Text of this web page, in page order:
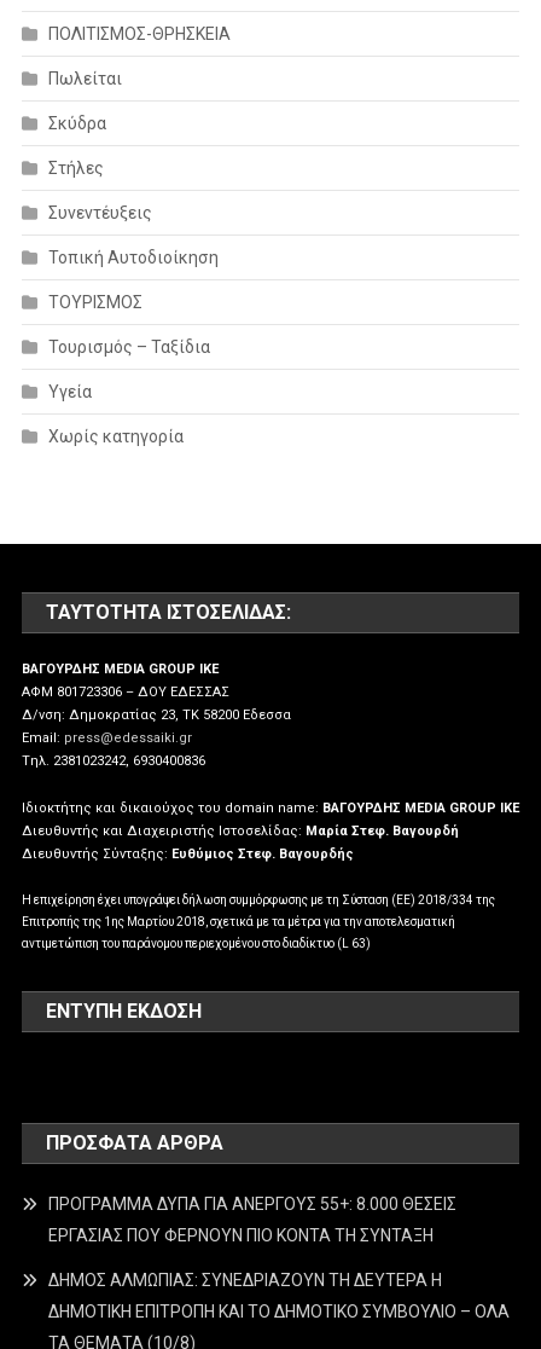
ΠΟΛΙΤΙΣΜΟΣ-ΘΡΗΣΚΕΙΑ
Πωλείται
Σκύδρα
Στήλες
Συνεντέυξεις
Τοπική Αυτοδιοίκηση
ΤΟΥΡΙΣΜΟΣ
Τουρισμός – Ταξίδια
Υγεία
Χωρίς κατηγορία
ΤΑΥΤΌΤΗΤΑ ΙΣΤΟΣΕΛΊΔΑΣ:
ΒΑΓΟΥΡΔΗΣ MEDIA GROUP IKE
ΑΦΜ 801723306 – ΔΟΥ ΕΔΕΣΣΑΣ
Δ/νση: Δημοκρατίας 23, ΤΚ 58200 Εδεσσα
Email: press@edessaiki.gr
Tηλ. 2381023242, 6930400836
Ιδιοκτήτης και δικαιούχος του domain name: ΒΑΓΟΥΡΔΗΣ MEDIA GROUP IKE
Διευθυντής και Διαχειριστής Ιστοσελίδας: Μαρία Στεφ. Βαγουρδή
Διευθυντής Σύνταξης: Ευθύμιος Στεφ. Βαγουρδής
Η επιχείρηση έχει υπογράψει δήλωση συμμόρφωσης με τη Σύσταση (ΕΕ) 2018/334 της
Επιτροπής της 1ης Μαρτίου 2018, σχετικά με τα μέτρα για την αποτελεσματική
αντιμετώπιση του παράνομου περιεχομένου στο διαδίκτυο (L 63)
ΕΝΤΥΠΗ ΕΚΔΟΣΗ
ΠΡΌΣΦΑΤΑ ΆΡΘΡΑ
ΠΡΟΓΡΑΜΜΑ ΔΥΠΑ ΓΙΑ ΑΝΕΡΓΟΥΣ 55+: 8.000 ΘΕΣΕΙΣ
ΕΡΓΑΣΙΑΣ ΠΟΥ ΦΕΡΝΟΥΝ ΠΙΟ ΚΟΝΤΑ ΤΗ ΣΥΝΤΑΞΗ
ΔΗΜΟΣ ΑΛΜΩΠΙΑΣ: ΣΥΝΕΔΡΙΑΖΟΥΝ ΤΗ ΔΕΥΤΕΡΑ H
ΔΗΜΟΤΙΚΗ ΕΠΙΤΡΟΠΗ ΚΑΙ ΤΟ ΔΗΜΟΤΙΚΟ ΣΥΜΒΟΥΛΙΟ – ΟΛΑ
ΤΑ ΘΕΜΑΤΑ (10/8)